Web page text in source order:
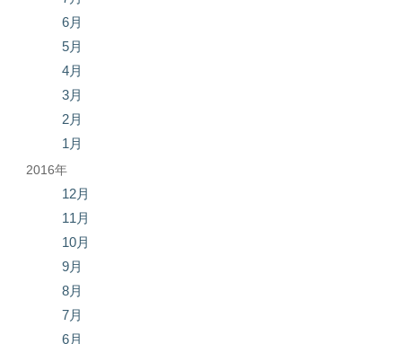
6月
5月
4月
3月
2月
1月
2016年
12月
11月
10月
9月
8月
7月
6月